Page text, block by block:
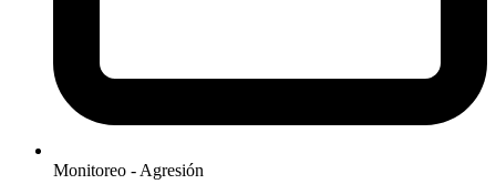
Monitoreo - Agresión